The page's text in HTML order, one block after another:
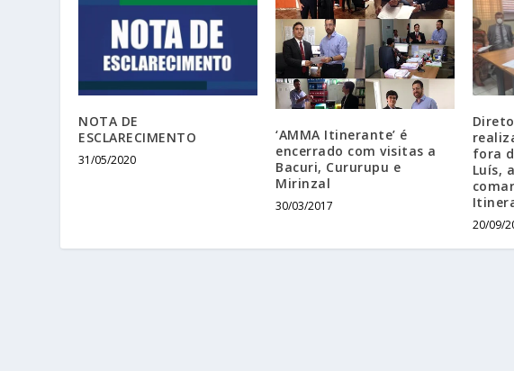
NOTA DE
ESCLARECIMENTO
31/05/2020
‘AMMA Itinerante’ é
encerrado com visitas a
Bacuri, Cururupu e
Mirinzal
30/03/2017
fora
Luís,
20/09/